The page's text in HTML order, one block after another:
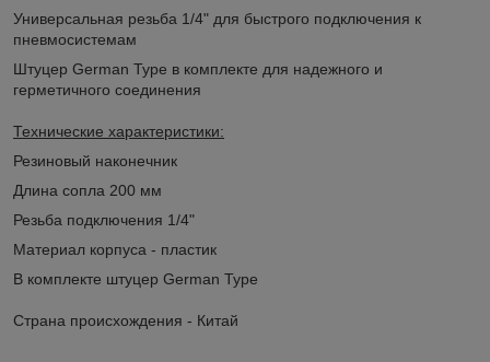
Универсальная резьба 1/4" для быстрого подключения к
пневмосистемам
Штуцер German Type в комплекте для надежного и
герметичного соединения
Технические характеристики:
Резиновый наконечник
Длина сопла 200 мм
Резьба подключения 1/4"
Материал корпуса - пластик
В комплекте штуцер German Type
Страна происхождения - Китай